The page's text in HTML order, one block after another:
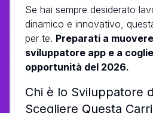
Se hai sempre desiderato
dinamico e innovativo,
per te. Preparati a
sviluppatore app e a
opportunità del 2026.
Chi è lo Sviluppatore
Scegliere Questa